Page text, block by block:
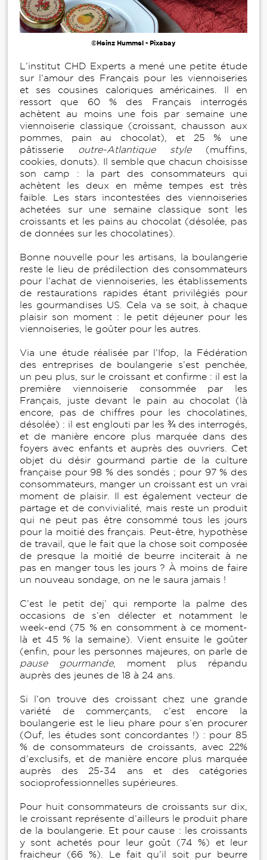
©Heinz Hummel - Pixabay
L’institut CHD Experts a mené une petite étude
sur l’amour des Français pour les viennoiseries
et ses cousines caloriques américaines. Il en
ressort que 60 % des Français interrogés
achètent au moins une fois par semaine une
viennoiserie classique (croissant, chausson aux
pommes, pain au chocolat), et 25 % une
pâtisserie outre-Atlantique style(muffins,
cookies, donuts). Il semble que chacun choisisse
son camp : la part des consommateurs qui
achètent les deux en même tempes est très
faible. Les stars incontestées des viennoiseries
achetées sur une semaine classique sont les
croissants et les pains au chocolat (désolée, pas
de données sur les chocolatines).
Bonne nouvelle pour les artisans, la boulangerie
reste le lieu de prédilection des consommateurs
pour l’achat de viennoiseries, les établissements
de restaurations rapides étant privilégiés pour
les gourmandises US. Cela va se soit, à chaque
plaisir son moment : le petit déjeuner pour les
viennoiseries, le goûter pour les autres.
Via une étude réalisée par l’Ifop, la Fédération
des entreprises de boulangerie s’est penchée,
un peu plus, sur le croissant et confirme : il est la
première viennoiserie consommée par les
Français, juste devant le pain au chocolat (là
encore, pas de chiffres pour les chocolatines,
désolée) : il est englouti par les ¾ des interrogés,
et de manière encore plus marquée dans des
foyers avec enfants et auprès des ouvriers. Cet
objet du désir gourmand partie de la culture
française pour 98 % des sondés ; pour 97 % des
consommateurs, manger un croissant est un vrai
moment de plaisir. Il est également vecteur de
partage et de convivialité, mais reste un produit
qui ne peut pas être consommé tous les jours
pour la moitié des français. Peut-être, hypothèse
de travail, que le fait que la chose soit composée
de presque la moitié de beurre inciterait à ne
pas en manger tous les jours ? À moins de faire
un nouveau sondage, on ne le saura jamais !
C’est le petit dej’ qui remporte la palme des
occasions de s’en délecter et notamment le
week-end (75 % en consomment à ce moment-
là et 45 % la semaine). Vient ensuite le goûter
(enfin, pour les personnes majeures, on parle de
pause gourmande, moment plus répandu
auprès des jeunes de 18 à 24 ans.
Si l’on trouve des croissant chez une grande
variété de commerçants, c’est encore la
boulangerie est le lieu phare pour s’en procurer
(Ouf, les études sont concordantes !) : pour 85
% de consommateurs de croissants, avec 22%
d’exclusifs, et de manière encore plus marquée
auprès des 25-34 ans et des catégories
socioprofessionnelles supérieures.
Pour huit consommateurs de croissants sur dix,
le croissant représente d’ailleurs le produit phare
de la boulangerie. Et pour cause : les croissants
y sont achetés pour leur goût (74 %) et leur
fraicheur (66 %). Le fait qu’il soit pur beurre